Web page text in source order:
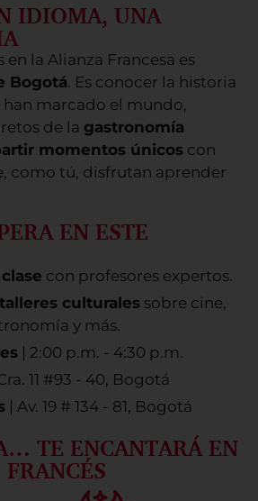
IDIOMA, UNA
la Alianza Francesa es
Bogotá. Es conocer la historia
marcado el mundo,
de la gastronomía
momentos únicos con
como tú, disfrutan aprender
EN ESTE
con profesores expertos.
culturalessobre cine,
y más.
| 2:00 p.m. - 4:30 p.m.
11 #93 - 40, Bogotá
| Av. 19 # 134 - 81, Bogotá
TE ENCANTARÁ EN
FRANCÉS